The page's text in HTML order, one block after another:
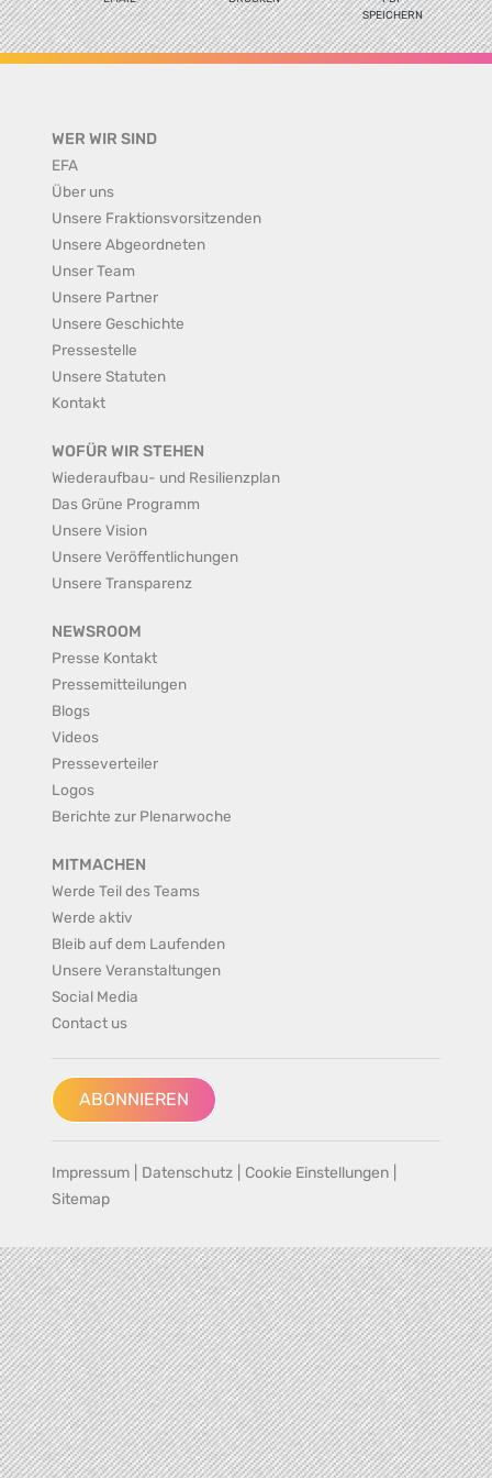
SPEICHERN
WER WIR SIND
EFA
Über uns
Unsere Fraktionsvorsitzenden
Unsere Abgeordneten
Unser Team
Unsere Partner
Unsere Geschichte
Pressestelle
Unsere Statuten
Kontakt
WOFÜR WIR STEHEN
Wiederaufbau- und Resilienzplan
Das Grüne Programm
Unsere Vision
Unsere Veröffentlichungen
Unsere Transparenz
NEWSROOM
Presse Kontakt
Pressemitteilungen
Blogs
Videos
Presseverteiler
Logos
Berichte zur Plenarwoche
MITMACHEN
Werde Teil des Teams
Werde aktiv
Bleib auf dem Laufenden
Unsere Veranstaltungen
Social Media
Contact us
ABONNIEREN
Impressum Datenschutz Cookie Einstellungen
Sitemap